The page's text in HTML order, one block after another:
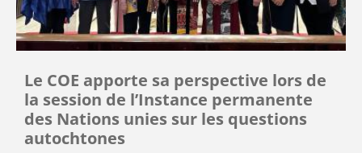
Le COE apporte sa perspective lors de
la session de l’Instance permanente
des Nations unies sur les questions
autochtones